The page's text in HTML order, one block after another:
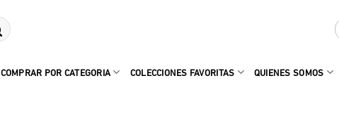
COMPRAR POR CATEGORIA COLECCIONES FAVORITAS QUIENES SOMOS